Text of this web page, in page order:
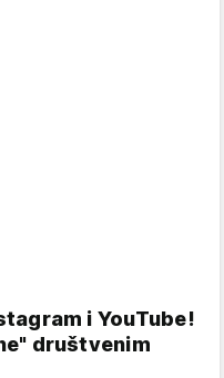
i YouTube!
društvenim